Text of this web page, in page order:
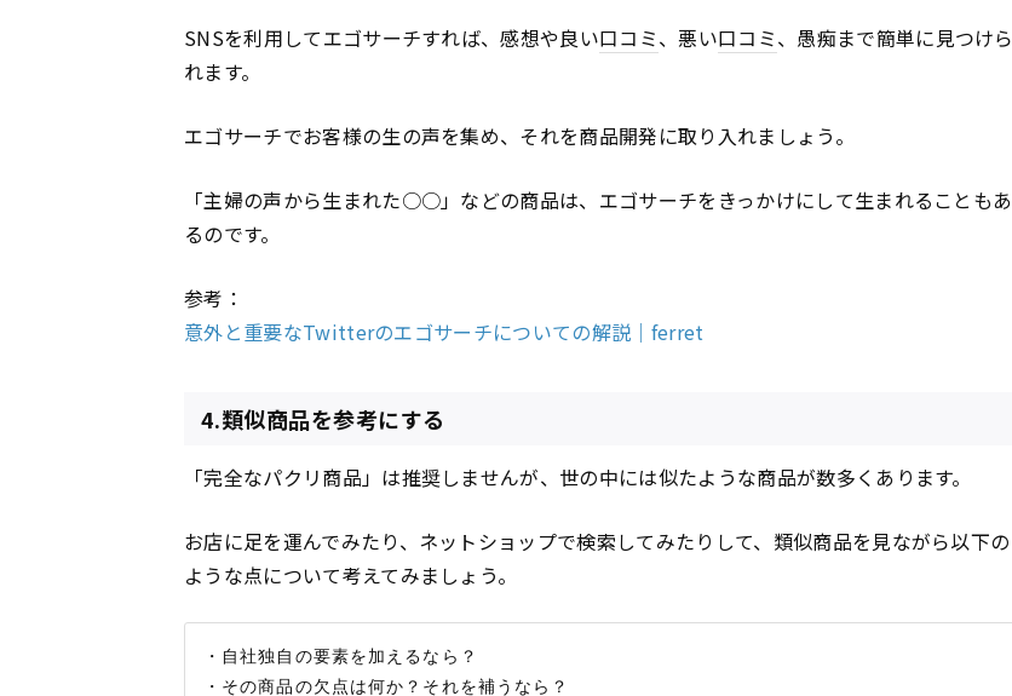
SNSを利用してエゴサーチすれば、感想や良い口コミ、悪い口コミ、愚痴まで簡単に見つけら
れます。
エゴサーチでお客様の生の声を集め、それを商品開発に取り入れましょう。
「主婦の声から生まれた○○」などの商品は、エゴサーチをきっかけにして生まれることもあ
るのです。
参考：
意外と重要なTwitterのエゴサーチについての解説｜ferret
4.類似商品を参考にする
「完全なパクリ商品」は推奨しませんが、世の中には似たような商品が数多くあります。
お店に足を運んでみたり、ネットショップで検索してみたりして、類似商品を見ながら以下の
ような点について考えてみましょう。
・自社独自の要素を加えるなら？